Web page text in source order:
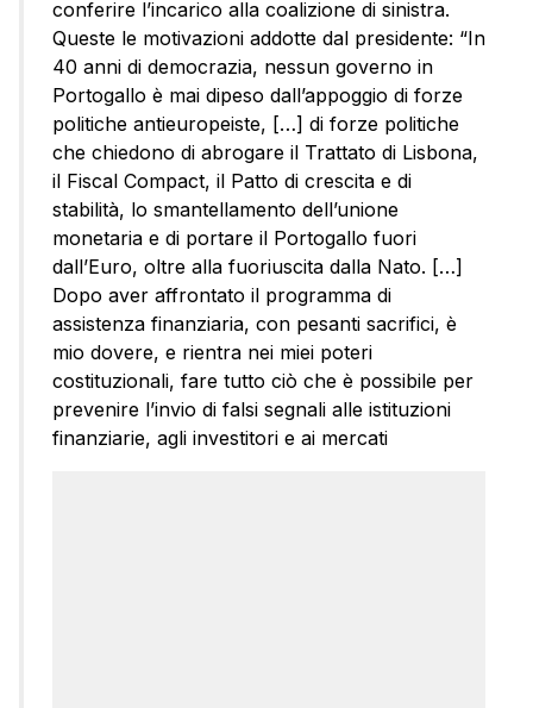
conferire l’incarico alla coalizione di sinistra.
Queste le motivazioni addotte dal presidente: “In
40 anni di democrazia, nessun governo in
Portogallo è mai dipeso dall’appoggio di forze
politiche antieuropeiste, […] di forze politiche
che chiedono di abrogare il Trattato di Lisbona,
il Fiscal Compact, il Patto di crescita e di
stabilità, lo smantellamento dell’unione
monetaria e di portare il Portogallo fuori
dall’Euro, oltre alla fuoriuscita dalla Nato. […]
Dopo aver affrontato il programma di
assistenza finanziaria, con pesanti sacrifici, è
mio dovere, e rientra nei miei poteri
costituzionali, fare tutto ciò che è possibile per
prevenire l’invio di falsi segnali alle istituzioni
finanziarie, agli investitori e ai mercati